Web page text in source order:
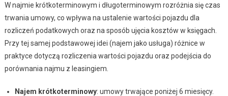
W najmie krótkoterminowym i długoterminowym rozróżnia się czas
trwania umowy, co wpływa na ustalenie wartości pojazdu dla
rozliczeń podatkowych oraz na sposób ujęcia kosztów w księgach.
Przy tej samej podstawowej idei (najem jako usługa) różnice w
praktyce dotyczą rozliczenia wartości pojazdu oraz podejścia do
porównania najmu z leasingiem.
Najem krótkoterminowy: umowy trwające poniżej 6 miesięcy.